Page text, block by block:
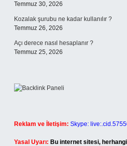
Temmuz 30, 2026
Kozalak şurubu ne kadar kullanılır ?
Temmuz 26, 2026
Açı derece nasıl hesaplanır ?
Temmuz 25, 2026
Reklam ve İletişim: Skype:
Yasal Uyarı: Bu internet sitesi,